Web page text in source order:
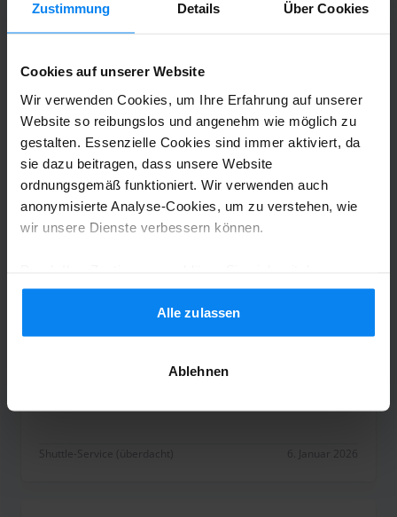
Zustimmung Details Über Cookies
Cookies auf unserer Website
Wir verwenden Cookies, um Ihre Erfahrung auf unserer
Website so reibungslos und angenehm wie möglich zu
gestalten. Essenzielle Cookies sind immer aktiviert, da
sie dazu beitragen, dass unsere Website
ordnungsgemäß funktioniert. Wir verwenden auch
anonymisierte Analyse-Cookies, um zu verstehen, wie
wir unsere Dienste verbessern können.
Verwendung von Cookies gemäß den Regeln in Ihrem
Land einverstanden, können Ihre Einstellungen jedoch
jederzeit anpassen. Alle Einzelheiten finden Sie in
Alle zulassen
Ablehnen
Geparkt von 22.12.25 bis 29.12.25
Shuttle-Service (überdacht) 7. Januar 2026
Geparkt von 26.12.25 bis 05.01.26
Bestens!
Shuttle-Service (überdacht) 6. Januar 2026